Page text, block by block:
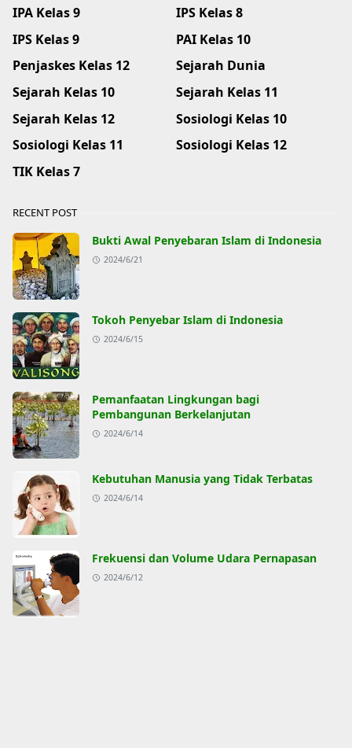
IPA Kelas 9
IPS Kelas 8
IPS Kelas 9
PAI Kelas 10
Penjaskes Kelas 12
Sejarah Dunia
Sejarah Kelas 10
Sejarah Kelas 11
Sejarah Kelas 12
Sosiologi Kelas 10
Sosiologi Kelas 11
Sosiologi Kelas 12
TIK Kelas 7
RECENT POST
Bukti Awal Penyebaran Islam di Indonesia
2024/6/21
Tokoh Penyebar Islam di Indonesia
2024/6/15
Pemanfaatan Lingkungan bagi
Pembangunan Berkelanjutan
2024/6/14
Kebutuhan Manusia yang Tidak Terbatas
2024/6/14
Frekuensi dan Volume Udara Pernapasan
2024/6/12